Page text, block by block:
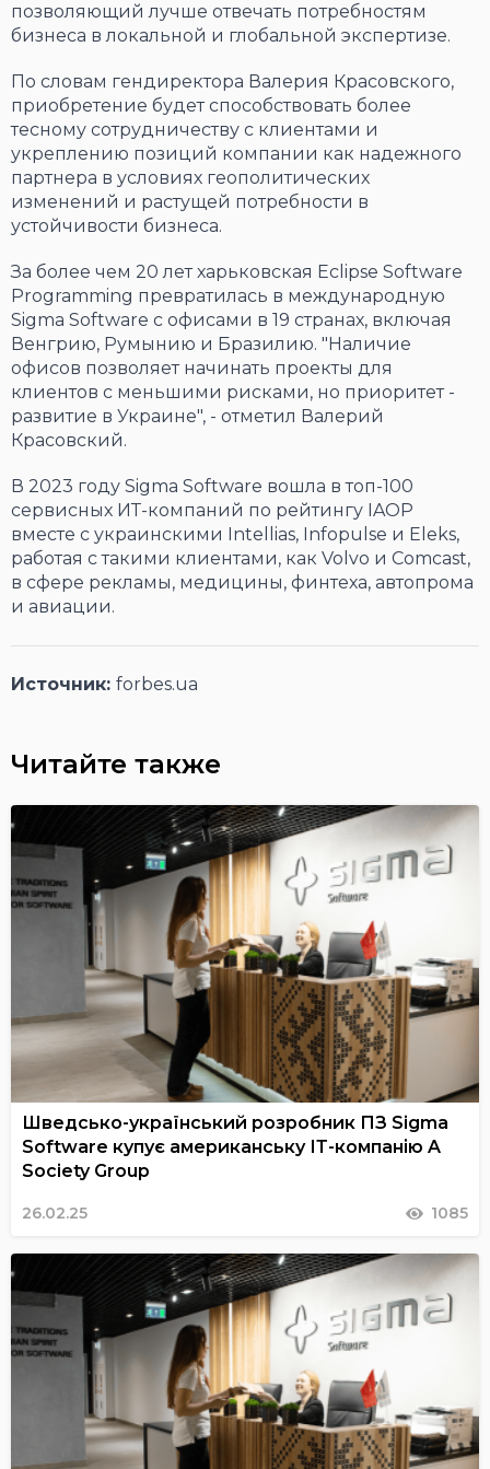
позволяющий лучше отвечать потребностям
бизнеса в локальной и глобальной экспертизе.
По словам гендиректора Валерия Красовского,
приобретение будет способствовать более
тесному сотрудничеству с клиентами и
укреплению позиций компании как надежного
партнера в условиях геополитических
изменений и растущей потребности в
устойчивости бизнеса.
За более чем 20 лет харьковская Eclipse Software
Programming превратилась в международную
Sigma Software с офисами в 19 странах, включая
Венгрию, Румынию и Бразилию. "Наличие
офисов позволяет начинать проекты для
клиентов с меньшими рисками, но приоритет -
развитие в Украине", - отметил Валерий
Красовский.
В 2023 году Sigma Software вошла в топ-100
сервисных ИТ-компаний по рейтингу IAOP
вместе с украинскими Intellias, Infopulse и Eleks,
работая с такими клиентами, как Volvo и Comcast,
в сфере рекламы, медицины, финтеха, автопрома
и авиации.
Источник: forbes.ua
Читайте также
Шведсько-український розробник ПЗ Sigma
Software купує американську ІТ-компанію A
Society Group
26.02.25 1085